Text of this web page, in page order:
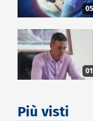
Più visti